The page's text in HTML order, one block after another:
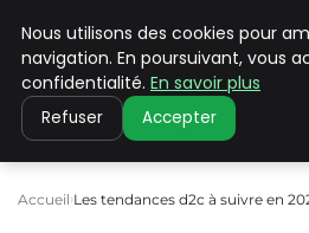
CLIMATE C
Accueil Les tendances d2c à suivre en
Nous utilisons des cookies pour
navigation. En poursuivant, vous
confidentialité. En savoir plus
Refuser Accepter